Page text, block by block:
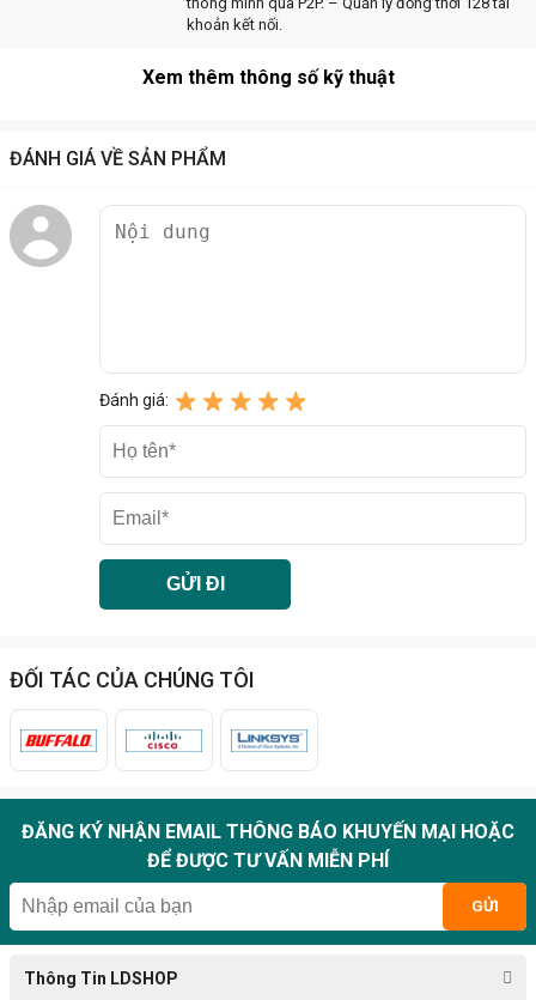
khoản kết nối.
Xem thêm thông số kỹ thuật
ĐÁNH GIÁ VỀ SẢN PHẨM
Đánh giá:
ĐỐI TÁC CỦA CHÚNG TÔI
ĐĂNG KÝ NHẬN EMAIL THÔNG BÁO KHUYẾN MẠI HOẶC
ĐỂ ĐƯỢC TƯ VẤN MIỄN PHÍ
GỬI
Thông Tin LDSHOP